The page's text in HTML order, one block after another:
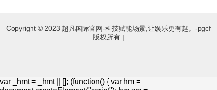
Copyright © 2023 超凡国际官网-科技赋能场景,让娱乐更有趣。-pgcf
版权所有 |
var _hmt = _hmt || []; (function() { var hm =